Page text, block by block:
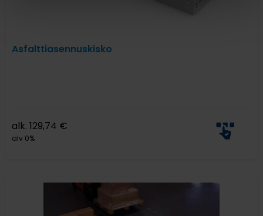
Asfalttiasennuskisko
alk. 129,74 €
alv 0%